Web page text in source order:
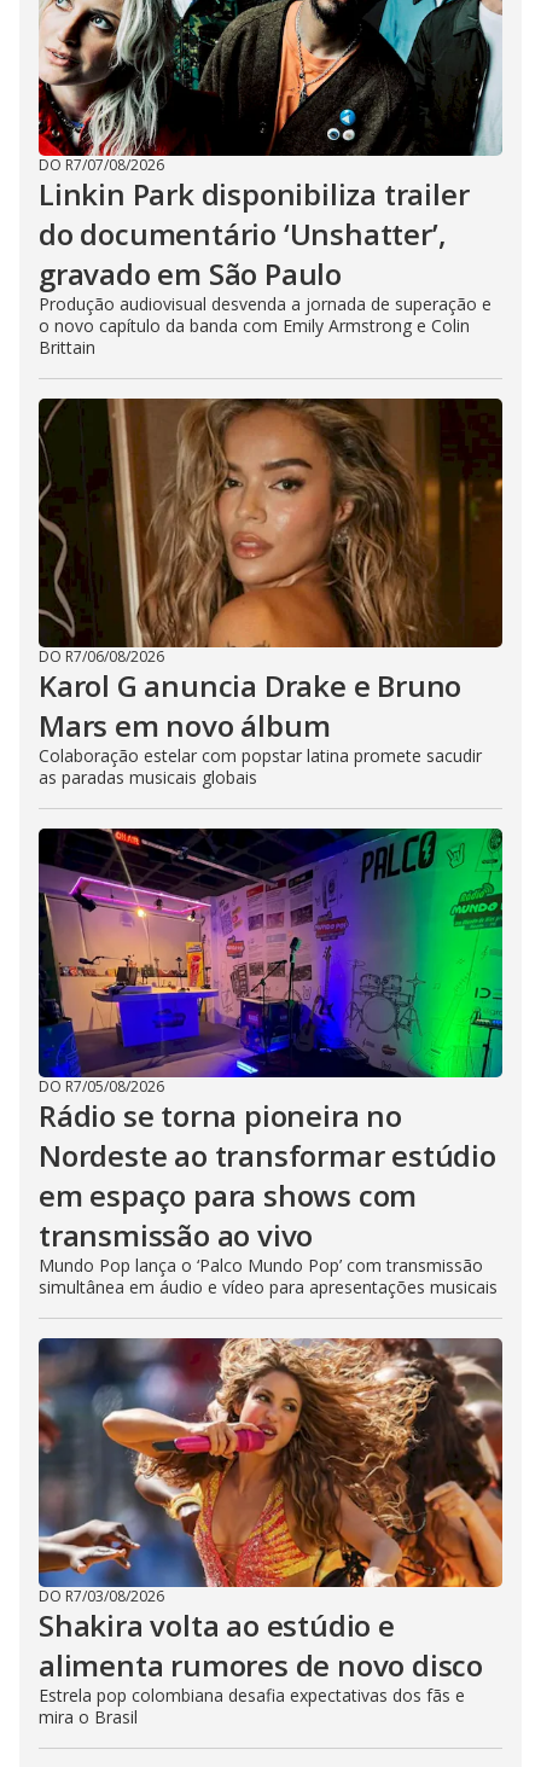
DO R7/07/08/2026
Linkin Park disponibiliza trailer
do documentário ‘Unshatter’,
gravado em São Paulo
Produção audiovisual desvenda a jornada de superação e
o novo capítulo da banda com Emily Armstrong e Colin
Brittain
DO R7/06/08/2026
Karol G anuncia Drake e Bruno
Mars em novo álbum
Colaboração estelar com popstar latina promete sacudir
as paradas musicais globais
DO R7/05/08/2026
Rádio se torna pioneira no
Nordeste ao transformar estúdio
em espaço para shows com
transmissão ao vivo
Mundo Pop lança o ‘Palco Mundo Pop’ com transmissão
simultânea em áudio e vídeo para apresentações musicais
DO R7/03/08/2026
Shakira volta ao estúdio e
alimenta rumores de novo disco
Estrela pop colombiana desafia expectativas dos fãs e
mira o Brasil